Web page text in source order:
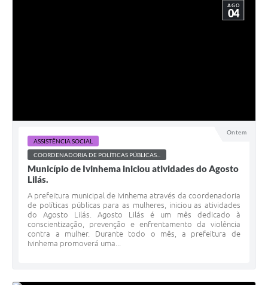
Ontem
AGO
04
ASSISTÊNCIA SOCIAL
COORDENADORIA DE POLÍTICAS PÚBLICAS...
Município de Ivinhema iniciou atividades do Agosto
Lilás.
A prefeitura municipal de Ivinhema através da coordenadoria
de políticas públicas para as mulheres, iniciou as atividades
do Agosto Lilás. Agosto Lilás é um mês dedicado à
conscientização, prevenção e enfrentamento da violência
contra a mulher. Durante todo o mês, a prefeitura de
Ivinhema promoverá uma...